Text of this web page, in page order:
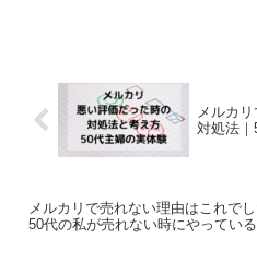
メルカ
対処法
メルカリで売れない理由はこれでし
50代の私が売れない時にやってい